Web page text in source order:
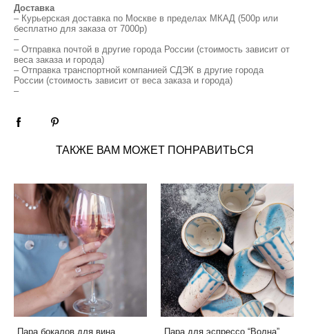
Доставка
– Курьерская доставка по Москве в пределах МКАД (500р или
бесплатно для заказа от 7000р)
–
– Отправка почтой в другие города России (стоимость зависит от
веса заказа и города)
– Отправка транспортной компанией СДЭК в другие города
России (стоимость зависит от веса заказа и города)
–
ТАКЖЕ ВАМ МОЖЕТ ПОНРАВИТЬСЯ
Пара бокалов для вина
Пара для эспрессо “Волна”